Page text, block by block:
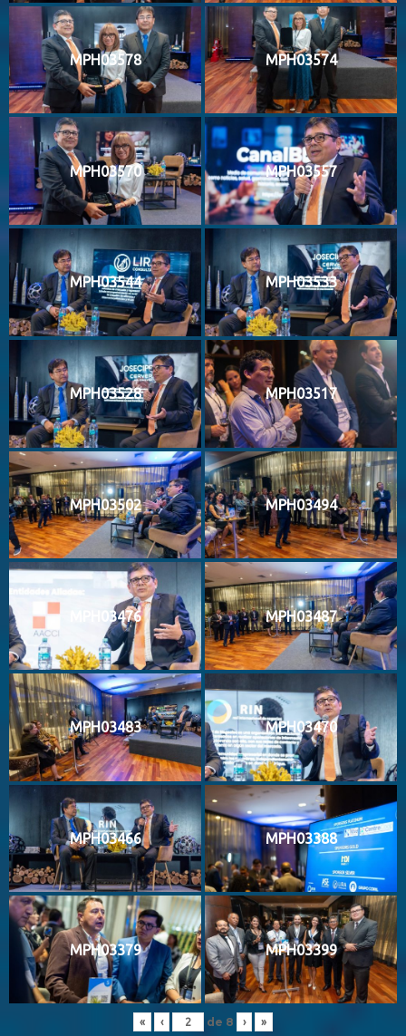
MPH03578 MPH03574
MPH03570 MPH03557
MPH03544 MPH03533
MPH03528 MPH03517
MPH03502 MPH03494
MPH03476 MPH03487
MPH03483 MPH03470
MPH03466 MPH03388
MPH03379 MPH03399
« ‹ de 8 › »